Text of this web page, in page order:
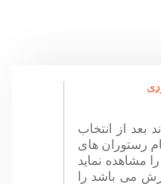
از انتخاب
رستوران های
نماید
می باشد را